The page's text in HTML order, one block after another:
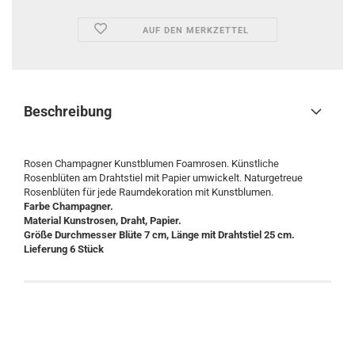
AUF DEN MERKZETTEL
Beschreibung
Rosen Champagner Kunstblumen Foamrosen. Künstliche
Rosenblüten am Drahtstiel mit Papier umwickelt. Naturgetreue
Rosenblüten für jede Raumdekoration mit Kunstblumen.
Farbe Champagner.
Material Kunstrosen, Draht, Papier.
Größe Durchmesser Blüte 7 cm, Länge mit Drahtstiel 25 cm.
Lieferung 6 Stück